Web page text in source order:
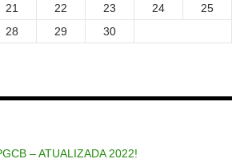
21 22 23 24
25
28 29
30
– ATUALIZADA 2022!